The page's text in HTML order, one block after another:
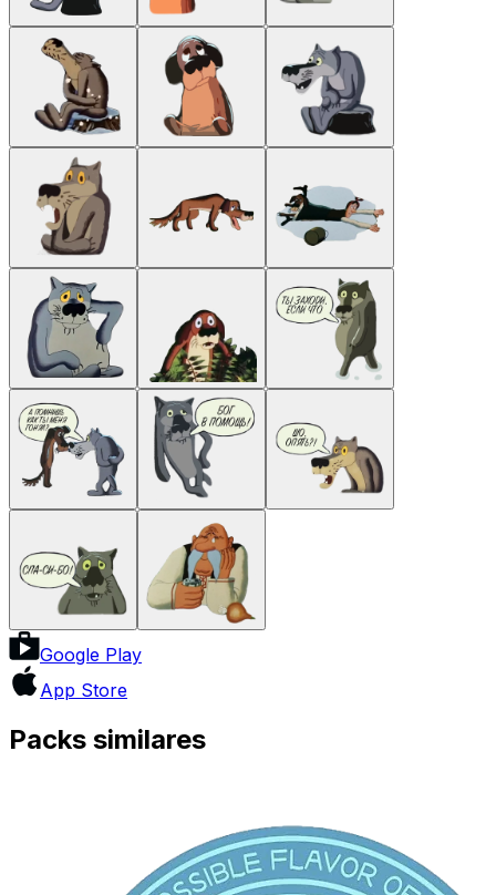
Google Play
App Store
Packs similares